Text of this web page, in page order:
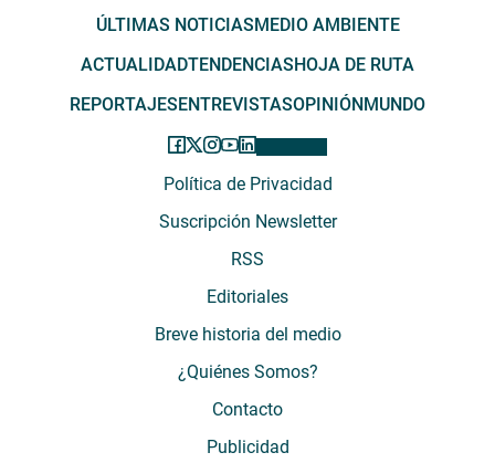
ÚLTIMAS NOTICIASMEDIO AMBIENTE
ACTUALIDADTENDENCIASHOJA DE RUTA
REPORTAJESENTREVISTASOPINIÓNMUNDO
Política de Privacidad
Suscripción Newsletter
RSS
Editoriales
Breve historia del medio
¿Quiénes Somos?
Contacto
Publicidad